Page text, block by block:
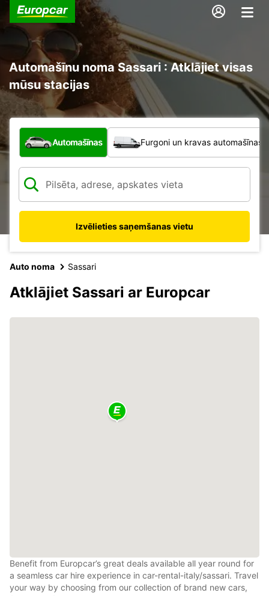
Automašīnu noma Sassari : Atklājiet visas
mūsu stacijas
Kāda veida transportlīdzeklis?
Automašīnas Furgoni un kravas automašīnas
Izvēlieties saņemšanas vietu
Auto noma Sassari
Atklājiet Sassari ar Europcar
Benefit from Europcar’s great deals available all year round for
a seamless car hire experience in car-rental-italy/sassari. Travel
your way by choosing from our collection of brand new cars,